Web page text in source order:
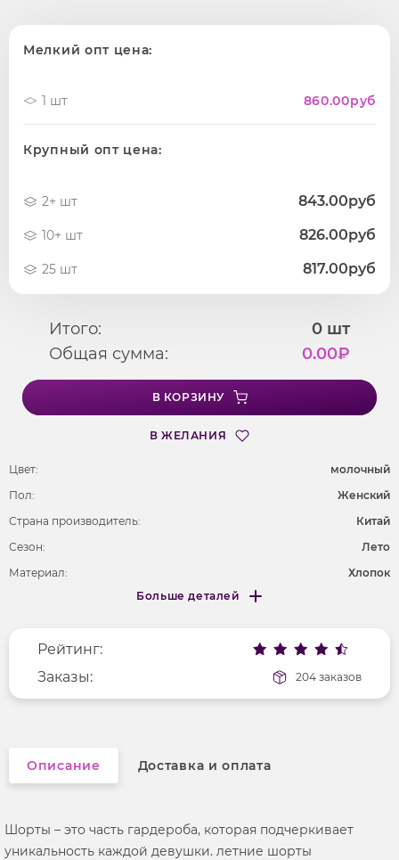
Мелкий опт цена:
1 шт 860.00руб
Крупный опт цена:
2+ шт 843.00руб
10+ шт 826.00руб
25 шт 817.00руб
Итого: 0 шт
Общая сумма:
0.00₽
В КОРЗИНУ
В ЖЕЛАНИЯ
Цвет:
молочный
Пол:
Женский
Страна производитель:
Китай
Сезон:
Лето
Материал:
Хлопок
Фактура материала
текстильный
Больше деталей
Меньше деталей
Рейтинг:
Заказы:
204 заказов
Описание Доставка и оплата
Шорты – это часть гардероба, которая подчеркивает
уникальность каждой девушки. летние шорты